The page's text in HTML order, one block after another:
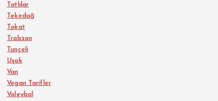
Tatlılar
Tekirdağ
Tokat
Trabzon
Tunceli
Uşak
Van
Vegan Tarifler
Voleybol